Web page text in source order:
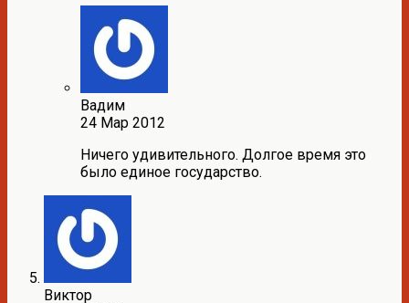
Вадим
24 Мар 2012
Ничего удивительного. Долгое время это
было единое государство.
Виктор